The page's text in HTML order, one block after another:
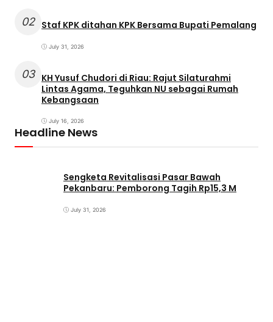
02 Staf KPK ditahan KPK Bersama Bupati Pemalang
July 31, 2026
03 KH Yusuf Chudori di Riau: Rajut Silaturahmi
Lintas Agama, Teguhkan NU sebagai Rumah
Kebangsaan
July 16, 2026
Headline News
Sengketa Revitalisasi Pasar Bawah
Pekanbaru: Pemborong Tagih Rp15,3 M
July 31, 2026